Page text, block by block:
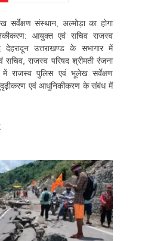
संस्थान, अल्मोड़ा का होगा
आयुक्त एवं सचिव राजस्व
देहरादून उत्तराखण्ड के सभागार में
राजस्व परिषद श्रीमती रंजना
में राजस्व पुलिस एवं भूलेख सर्वेक्षण
एवं आधुनिकीकरण के संबंध में